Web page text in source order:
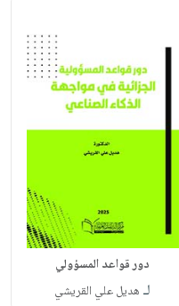
دور قواعد المسؤولي
لـ هديل علي القريشي